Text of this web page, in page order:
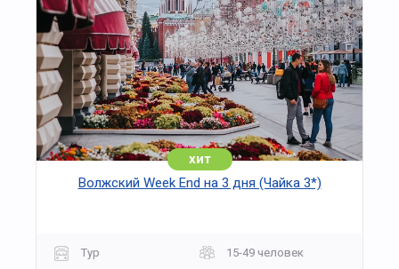
хит
Волжский Week End на 3 дня (Чайка 3*)
Тур
15-49 человек